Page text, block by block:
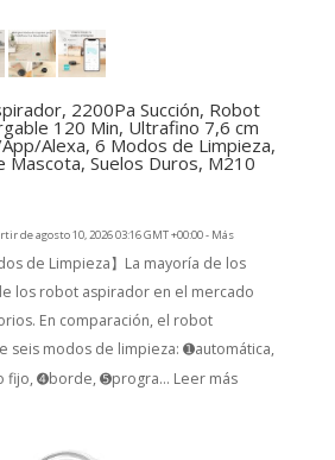
2200Pa Succión, Robot
120 Min, Ultrafino 7,6 cm
Alexa, 6 Modos de Limpieza,
Mascota, Suelos Duros, M210
de agosto 10, 2026 03:16 GMT +00:00 - Más
de Limpieza】La mayoría de los
los robot aspirador en el mercado
En comparación, el robot
seis modos de limpieza: ➊automática,
fijo, ➍borde, ➎progra... Leer más